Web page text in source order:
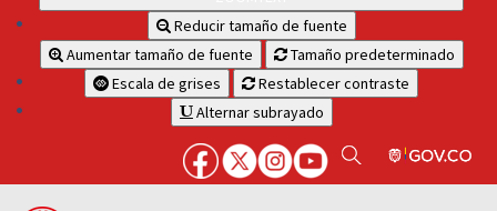
Reducir tamaño de fuente
Aumentar tamaño de fuente
Tamaño predeterminado
Escala de grises
Restablecer contraste
Alternar subrayado